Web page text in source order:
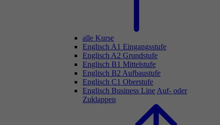
alle Kurse
Englisch A1 Eingangsstufe
Englisch A2 Grundstufe
Englisch B1 Mittelstufe
Englisch B2 Aufbaustufe
Englisch C1 Oberstufe
Englisch Business Line Auf- oder
Zuklappen